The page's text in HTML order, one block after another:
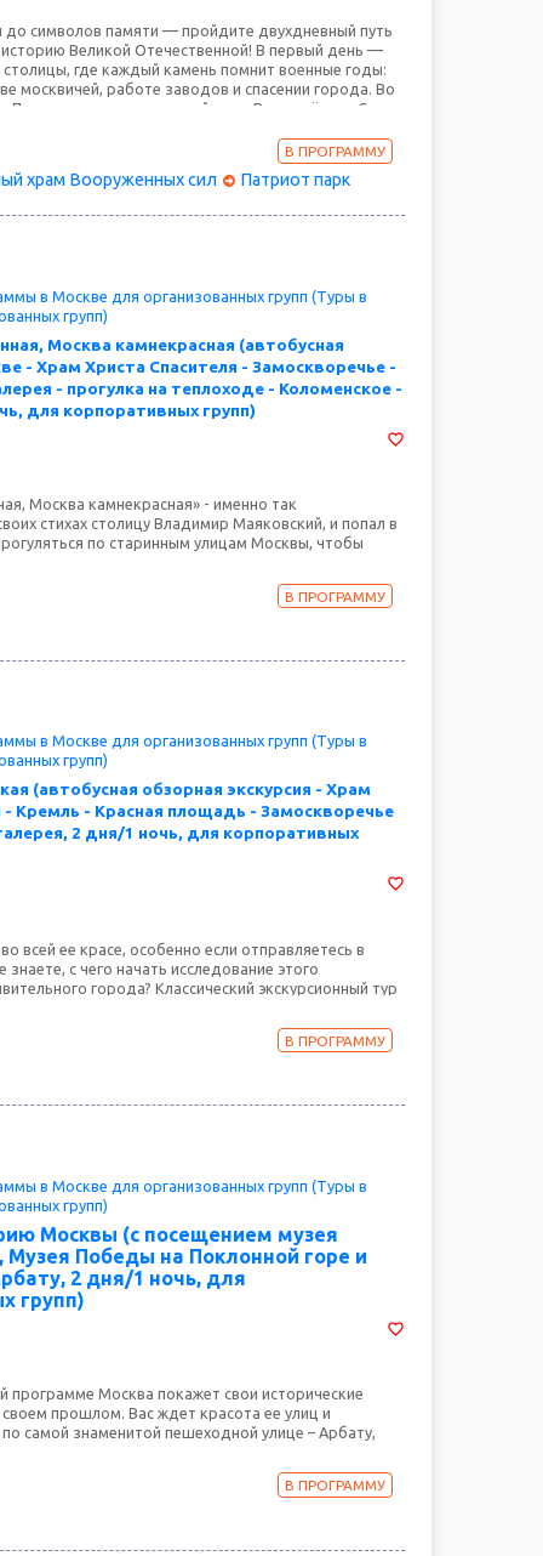
символов памяти — пройдите двухдневный путь
историю Великой Отечественной! В первый день —
столицы, где каждый камень помнит военные годы:
москвичей, работе заводов и спасении города. Во
величественный храм Вооружённых Сил,
памяти» и грозная техника на Площадке № 1, от
современных образцов. Почувствуйте связь
дань уважения подвигу наших предков!
В ПРОГРАММУ
храм Вооруженных сил Патриот парк
в Москве для организованных групп (Туры в
групп)
Москва камнекрасная (автобусная
- Храм Христа Спасителя - Замоскворечье -
- прогулка на теплоходе - Коломенское -
для корпоративных групп)
Москва камнекрасная» - именно так
стихах столицу Владимир Маяковский, и попал в
по старинным улицам Москвы, чтобы
слов поэта и осмотреть наиболее яркие
многие из которых стали символами Москвы.
по очаровательному Замоскворечью и
Арбату.
В ПРОГРАММУ
в Москве для организованных групп (Туры в
групп)
(автобусная обзорная экскурсия - Храм
- Кремль - Красная площадь - Замоскворечье
2 дня/1 ночь, для корпоративных
всей ее красе, особенно если отправляетесь в
знаете, с чего начать исследование этого
города? Классический экскурсионный тур
вам сориентироваться и увидеть все основные
и центральные старинные улицы, и
основную экспозицию Третьяковской галереи.
и свободное время для тех, кто любит
в классическую программу маршруту или
В ПРОГРАММУ
в Москве для организованных групп (Туры в
групп)
Москвы (с посещением музея
Музея Победы на Поклонной горе и
2 дня/1 ночь, для
групп)
программе Москва покажет свои исторические
прошлом. Вас ждет красота ее улиц и
самой знаменитой пешеходной улице – Арбату,
Музеем Победы, который расскажет нам о подвигах
В ПРОГРАММУ